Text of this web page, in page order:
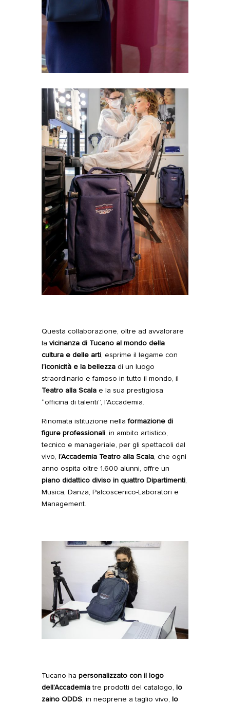
Questa collaborazione, oltre ad avvalorare
la vicinanza di Tucano al mondo della
cultura e delle arti, esprime il legame con
l’iconicità e la bellezza di un luogo
straordinario e famoso in tutto il mondo, il
Teatro alla Scala e la sua prestigiosa
“officina di talenti”, l’Accademia.
Rinomata istituzione nellaformazione di
figure professionali, in ambito artistico,
tecnico e manageriale, per gli spettacoli dal
vivo,
l’Accademia Teatro alla Scala, che ogni
anno ospita oltre 1.600 alunni, offre un
piano didattico diviso in quattro Dipartimenti,
Musica, Danza, Palcoscenico-Laboratori e
Management.
Tucano ha personalizzato con il logo
dell’Accademiatre prodotti del catalogo, lo
zaino ODDS, in neoprene a taglio vivo, lo